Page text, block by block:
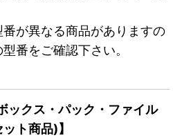
が異なる商品がありますの
番をご確認下さい。
ックス・パック・ファイル
ト商品)】